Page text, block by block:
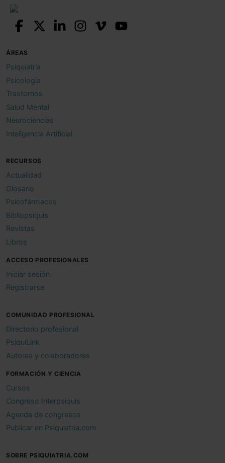
ÁREAS
Psiquiatría
Psicología
Trastornos
Salud Mental
Neurociencias
Inteligencia Artificial
RECURSOS
Actualidad
Glosario
Psicofármacos
Bibliopsiquis
Revistas
Libros
ACCESO PROFESIONALES
Iniciar sesión
Registrarse
COMUNIDAD PROFESIONAL
Directorio profesional
PsiquiLink
Autores y colaboradores
FORMACIÓN Y CIENCIA
Cursos
Congreso Interpsiquis
Agenda de congresos
Publicar en Psiquiatria.com
SOBRE PSIQUIATRIA.COM